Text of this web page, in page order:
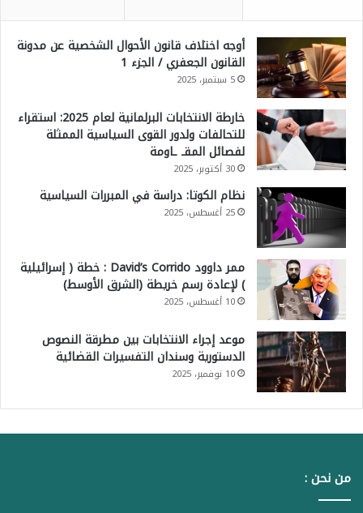
أوجه اختلاف قانون الأحوال الشخصية عن مدونة
القانون الجعفري / الجزء 1
5 سبتمبر، 2025
خارطة الانتخابات البرلمانية لعام 2025: استقراء
للتحالفات ولدور القوى السياسية الممثلة
لفصائل المقـ ـاومة
30 أكتوبر، 2025
نظام الكوتا: دراسة في المبررات السياسية
25 أغسطس، 2025
ممر داوود David’s Corrido : خطة ( إسرائيلية
) لإعادة رسم خريطة (الشرق الأوسط)
10 أغسطس، 2025
موعد إجراء الانتخابات بين مطرقة النصوص
الدستورية وسندان التفسيرات القضائية
10 نوفمبر، 2025
من نحن :